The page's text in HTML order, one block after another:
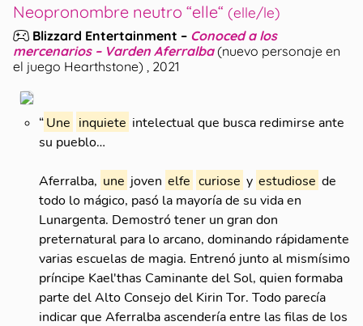
Neopronombre neutro “elle“ (elle/le)
Blizzard Entertainment – Conoced a los
mercenarios – Varden Aferralba(nuevo personaje en
el juego Hearthstone) , 2021
“ Une inquiete intelectual que busca redimirse ante
su pueblo…
Aferralba, une joven elfe curiose y estudiose de
todo lo mágico, pasó la mayoría de su vida en
Lunargenta. Demostró tener un gran don
preternatural para lo arcano, dominando rápidamente
varias escuelas de magia. Entrenó junto al mismísimo
príncipe Kael'thas Caminante del Sol, quien formaba
parte del Alto Consejo del Kirin Tor. Todo parecía
indicar que Aferralba ascendería entre las filas de los